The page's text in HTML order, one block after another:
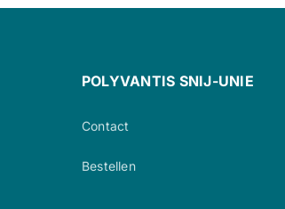
POLYVANTIS SNIJ-UNIE
Contact
Bestellen